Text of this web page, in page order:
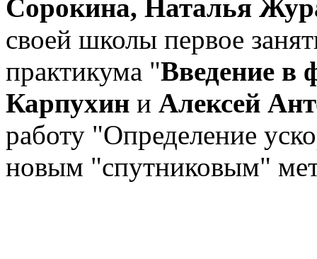
Сорокина, Наталья
своей школы первое
практикума "Введение в
Карпухин и Алексей
работу "Определение
новым "спутниковым"